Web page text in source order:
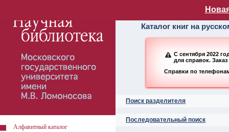
Алфавитный
Каталог книг на
С сентября 2022
для справок.
Справки по
Поиск разделителя
Последовательный поиск
Алфавитный каталог